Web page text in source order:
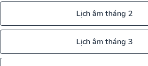
Lịch âm tháng 2
Lịch âm tháng 3